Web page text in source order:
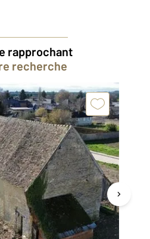
rapprochant
recherche